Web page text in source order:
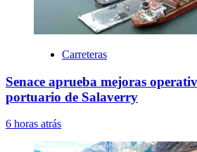
Carreteras
Senace aprueba mejoras
portuario de Salaverry
6 horas atrás